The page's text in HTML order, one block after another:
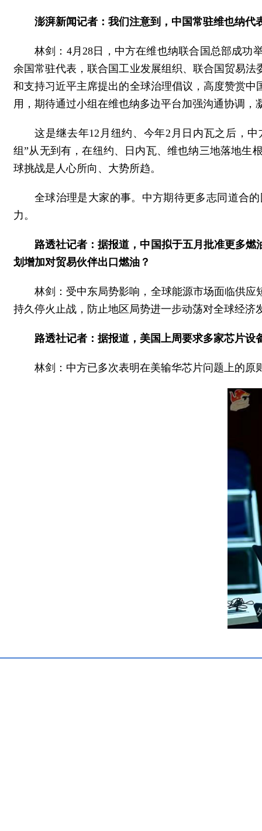
澎湃新闻记者：我们注意到，中国常驻维也纳
林剑：4月28日，中方在维也纳联合国总部成功
余国常驻代表，联合国工业发展组织、联合国贸易
和支持习近平主席提出的全球治理倡议，高度赞赏
用，期待通过小组在维也纳多边平台加强沟通协调
这是继去年12月纽约、今年2月日内瓦之后，
组”从无到有，在纽约、日内瓦、维也纳三地落地生
球挑战是人心所向、大势所趋。
全球治理是大家的事。中方期待更多志同道合
力。
路透社记者：据报道，中国拟于五月批准更多
划增加对贸易伙伴出口燃油？
林剑：受中东局势影响，全球能源市场面临供
持久停火止战，防止地区局势进一步动荡对全球经
路透社记者：据报道，美国上周要求多家芯片
林剑：中方已多次表明在美输华芯片问题上的